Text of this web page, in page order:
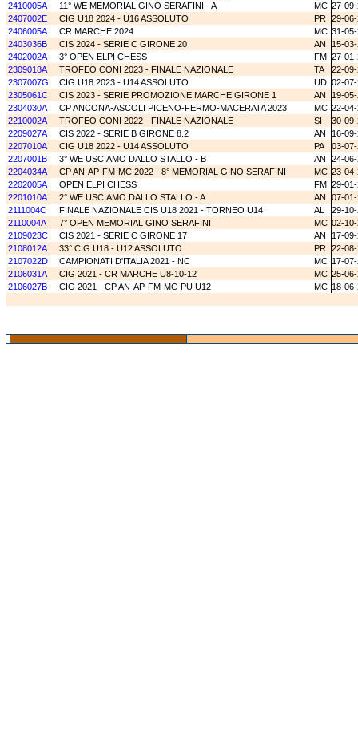
2410005A
11° WE MEMORIAL GINO SERAFINI - A MC 27-
2407002E
CIG U18 2024 - U16 ASSOLUTO PR 29-
2406005A
CR MARCHE 2024 MC 31-
2403036B
CIS 2024 - SERIE C GIRONE 20 AN
15-
2402002A
3° OPEN ELPI CHESS FM 27-
2309018A
TROFEO CONI 2023 - FINALE NAZIONALE TA
22-
2307007G
CIG U18 2023 - U14 ASSOLUTO UD 02-
2305061C
CIS 2023 - SERIE PROMOZIONE MARCHE GIRONE 1 AN
19-
2304030A
CP ANCONA-ASCOLI PICENO-FERMO-MACERATA 2023 MC 22-
2210002A
TROFEO CONI 2022 - FINALE NAZIONALE SI
30-
2209027A
CIS 2022 - SERIE B GIRONE 8.2 AN
16-
2207010A
CIG U18 2022 - U14 ASSOLUTO PA
03-
2207001B
3° WE USCIAMO DALLO STALLO - B AN
24-
2204034A
CP AN-AP-FM-MC 2022 - 8° MEMORIAL GINO SERAFINI MC 23-
2202005A
OPEN ELPI CHESS FM 29-
2201010A
2° WE USCIAMO DALLO STALLO - A AN
07-
2111004C
FINALE NAZIONALE CIS U18 2021 - TORNEO U14 AL
29-
2110004A
7° OPEN MEMORIAL GINO SERAFINI MC 02-
2109023C
CIS 2021 - SERIE C GIRONE 17 AN
17-
2108012A
33° CIG U18 - U12 ASSOLUTO PR 22-
2107022D
CAMPIONATI D'ITALIA 2021 - NC MC 17-
2106031A
CIG 2021 - CR MARCHE U8-10-12 MC 25-
2106027B
CIG 2021 - CP AN-AP-FM-MC-PU U12 MC 18-